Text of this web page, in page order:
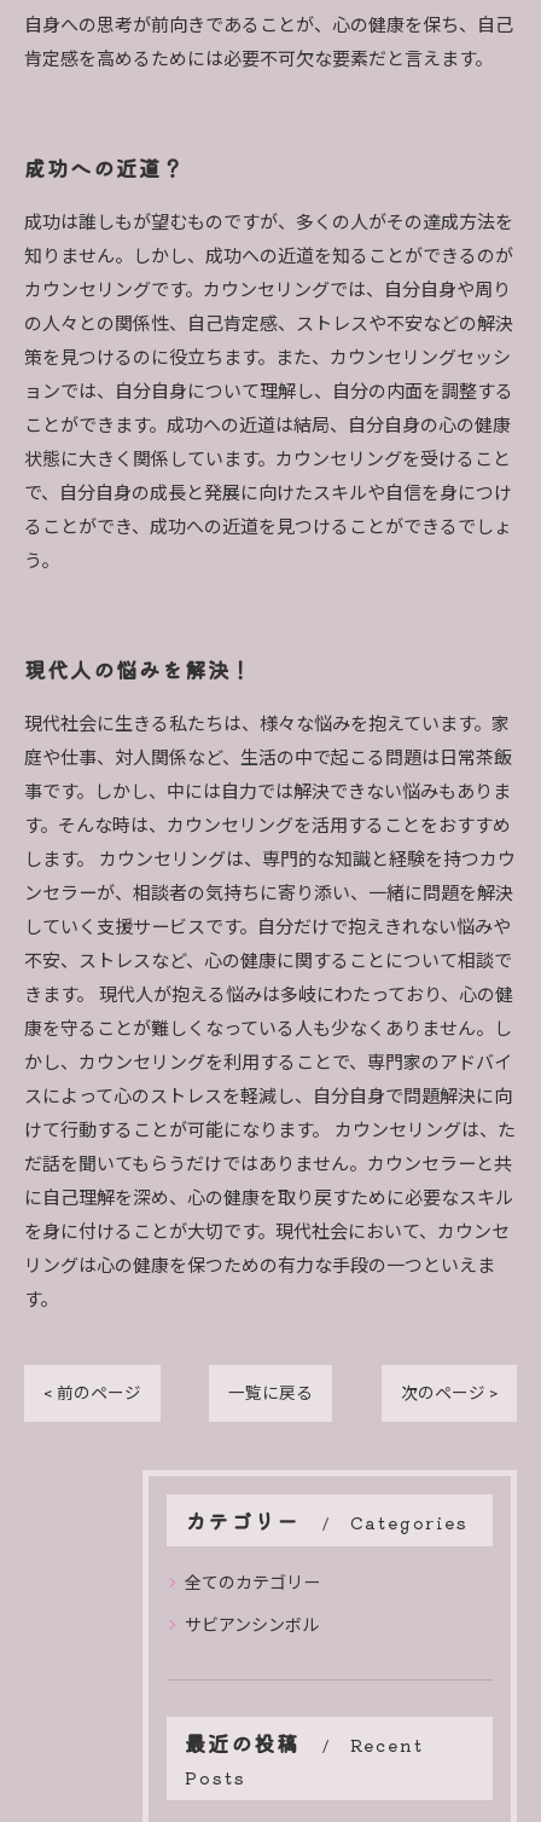
自身への思考が前向きであることが、心の健康を保ち、自己
肯定感を高めるためには必要不可欠な要素だと言えます。
成功への近道？
成功は誰しもが望むものですが、多くの人がその達成方法を
知りません。しかし、成功への近道を知ることができるのが
カウンセリングです。カウンセリングでは、自分自身や周り
の人々との関係性、自己肯定感、ストレスや不安などの解決
策を見つけるのに役立ちます。また、カウンセリングセッシ
ョンでは、自分自身について理解し、自分の内面を調整する
ことができます。成功への近道は結局、自分自身の心の健康
状態に大きく関係しています。カウンセリングを受けること
で、自分自身の成長と発展に向けたスキルや自信を身につけ
ることができ、成功への近道を見つけることができるでしょ
う。
現代人の悩みを解決！
現代社会に生きる私たちは、様々な悩みを抱えています。家
庭や仕事、対人関係など、生活の中で起こる問題は日常茶飯
事です。しかし、中には自力では解決できない悩みもありま
す。そんな時は、カウンセリングを活用することをおすすめ
します。 カウンセリングは、専門的な知識と経験を持つカウ
ンセラーが、相談者の気持ちに寄り添い、一緒に問題を解決
していく支援サービスです。自分だけで抱えきれない悩みや
不安、ストレスなど、心の健康に関することについて相談で
きます。 現代人が抱える悩みは多岐にわたっており、心の健
康を守ることが難しくなっている人も少なくありません。し
かし、カウンセリングを利用することで、専門家のアドバイ
スによって心のストレスを軽減し、自分自身で問題解決に向
けて行動することが可能になります。 カウンセリングは、た
だ話を聞いてもらうだけではありません。カウンセラーと共
に自己理解を深め、心の健康を取り戻すために必要なスキル
を身に付けることが大切です。現代社会において、カウンセ
リングは心の健康を保つための有力な手段の一つといえま
す。
< 前のページ 一覧に戻る 次のページ >
カテゴリー Categories
全てのカテゴリー
サビアンシンボル
最近の投稿
Recent
Posts